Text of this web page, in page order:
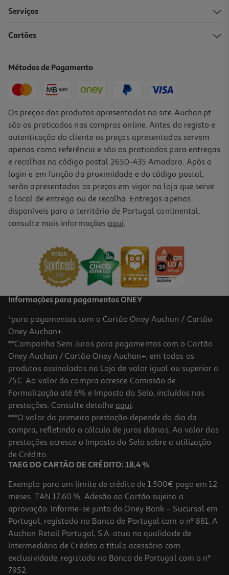
4.3
Auriculares Bt Jbl Endurance Peak 4 Preto/lima
119,99 €
4.4 (105)
Auriculares Tws Jbl Soundgear Sense Branco
149.99 €/un
149,99 €
Serviços
Cartões
Métodos de Pagamento
Os preços dos produtos apresentados no site Auchan.pt
são os praticados nas compras online. Antes do registo e
autenticação do cliente os preços apresentados servem
apenas como referência e são os praticados para entregas
e recolhas no código postal 2650-435 Amadora. Após o
login e em função da proximidade e do código postal,
serão apresentados os preços em vigor na loja que serve
o local de entrega ou de recolha. Entregas apenas
disponíveis para o território de Portugal continental,
consulte mais informações aqui.
Informações para pagamentos ONEY
*para pagamentos com o Cartão Oney Auchan / Cartão
Oney Auchan+.
**Campanha Sem Juros para pagamentos com o Cartão
Oney Auchan / Cartão Oney Auchan+, em todos os
produtos assinalados na Loja de valor igual ou superior a
75€. Ao valor da compra acresce Comissão de
Formalização até 6% e Imposto do Selo, incluídos nas
prestações. Consulte detalhe aqui.
***O valor da primeira prestação depende do dia da
compra, refletindo o cálculo de juros diários. Ao valor das
prestações acresce o Imposto do Selo sobre a utilização
de Crédito.
TAEG DO CARTÃO DE CRÉDITO: 18,4 %
Exemplo para um limite de crédito de 1.500€ pago em 12
meses. TAN 17,60 %. Adesão ao Cartão sujeita a
aprovação. Informe-se junto do Oney Bank – Sucursal em
Portugal, registado no Banco de Portugal com o nº 881. A
Auchan Retail Portugal, S.A. atua na qualidade de
Intermediário de Crédito a título acessório com
exclusividade, registado no Banco de Portugal com o nº
7952.